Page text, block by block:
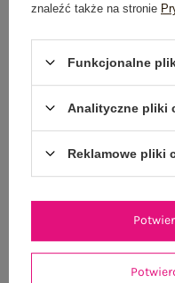
ZWROTY I REKLAMACJE
znaleźć także na stronie
Funkcjonalne
Analityczne pliki
Reklamowe pliki